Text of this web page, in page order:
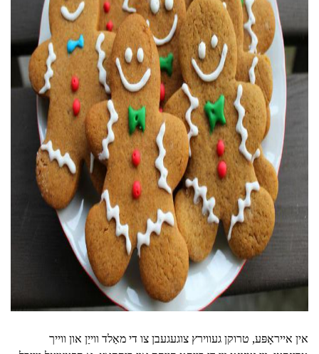
ad
אין אייראָפּע, טרוקן געווירץ צוגעגעבן צו די מאַלד ווייַן און ווייך